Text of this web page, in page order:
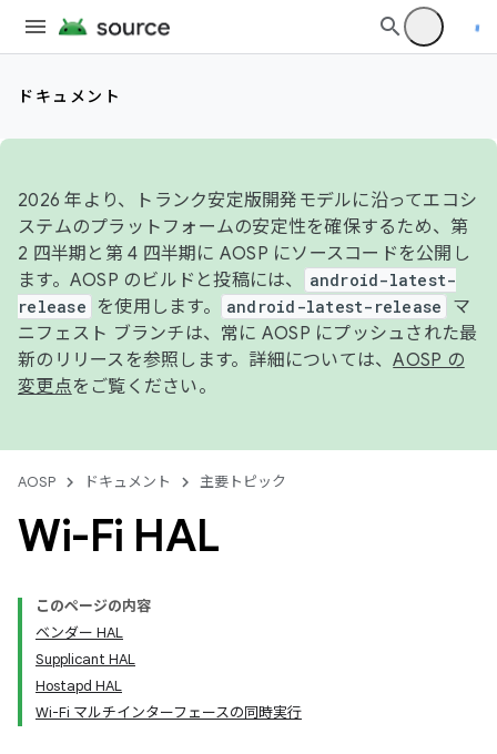
ドキュメント
2026 年より、トランク安定版開発モデルに沿ってエコシ
ステムのプラットフォームの安定性を確保するため、第
2 四半期と第 4 四半期に AOSP にソースコードを公開し
ます。AOSP のビルドと投稿には、
android-latest-
release
を使用します。 android-latest-release
マ
ニフェスト ブランチは、常に AOSP にプッシュされた最
新のリリースを参照します。詳細については、AOSP の
変更点をご覧ください。
AOSP ドキュメント 主要トピック
Wi-Fi HAL
このページの内容
ベンダー HAL
Supplicant HAL
Hostapd HAL
Wi-Fi マルチインターフェースの同時実行